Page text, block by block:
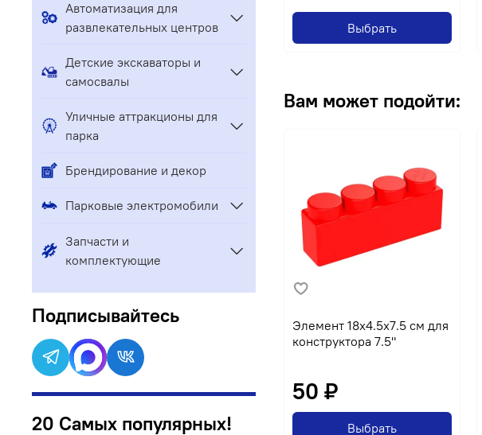
Выбрать
Вам может подойти:
Элемент 18x4.5x7.5 см для
конструктора 7.5"
50 ₽
Выбрать
Автоматизация для
развлекательных центров
Детские экскаваторы и
самосвалы
Уличные аттракционы для
парка
Брендирование и декор
Парковые электромобили
Запчасти и
комплектующие
Подписывайтесь
20 Самых популярных!